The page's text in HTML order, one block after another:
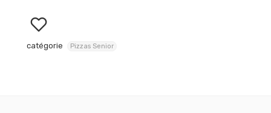
catégorie Pizzas Senior